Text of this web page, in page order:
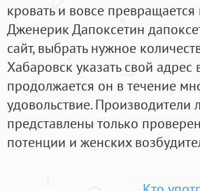
кровать и вовсе
Дженерик Дапоксетин
сайт, выбрать нужное
Хабаровск указать свой
продолжается он в течение
удовольствие. Производители
представлены только
потенции и женских